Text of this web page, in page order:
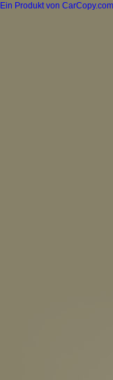
Ein Produkt von CarCopy.com